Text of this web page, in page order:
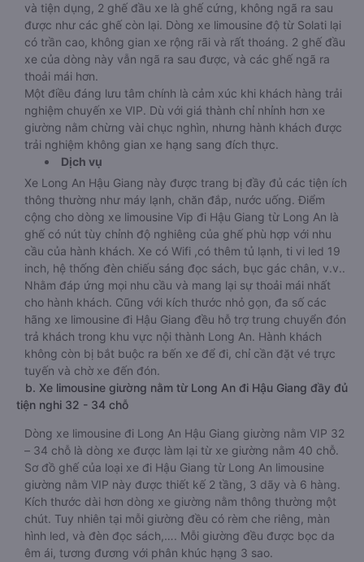
và tiện dụng, 2 ghế đầu xe là ghế cứng, không ngã ra sau
được như các ghế còn lại. Dòng xe limousine độ từ Solati lại
có trần cao, không gian xe rộng rãi và rất thoáng. 2 ghế đầu
xe của dòng này vẫn ngã ra sau được, và các ghế ngã ra
thoải mái hơn.
Một điều đáng lưu tâm chính là cảm xúc khi khách hàng trải
nghiệm chuyến xe VIP. Dù với giá thành chỉ nhỉnh hơn xe
giường nằm chừng vài chục nghìn, nhưng hành khách được
trải nghiệm không gian xe hạng sang đích thực.
Dịch vụ
Xe Long An Hậu Giang này được trang bị đầy đủ các tiện ích
thông thường như máy lạnh, chăn đắp, nước uống. Điểm
cộng cho dòng xe limousine Vip đi Hậu Giang từ Long An là
ghế có nút tùy chỉnh độ nghiêng của ghế phù hợp với nhu
cầu của hành khách. Xe có Wifi ,có thêm tủ lạnh, ti vi led 19
inch, hệ thống đèn chiếu sáng đọc sách, bục gác chân, v.v..
Nhằm đáp ứng mọi nhu cầu và mang lại sự thoải mái nhất
cho hành khách. Cũng với kích thước nhỏ gọn, đa số các
hãng xe limousine đi Hậu Giang đều hỗ trợ trung chuyển đón
trả khách trong khu vực nội thành Long An. Hành khách
không còn bị bắt buộc ra bến xe để đi, chỉ cần đặt vé trực
tuyến và chờ xe đến đón.
b. Xe limousine giường nằm từ Long An đi Hậu Giang đầy đủ
tiện nghi 32 - 34 chỗ
Dòng xe limousine đi Long An Hậu Giang giường nằm VIP 32
– 34 chỗ là dòng xe được làm lại từ xe giường nằm 40 chỗ.
Sơ đồ ghế của loại xe đi Hậu Giang từ Long An limousine
giường nằm VIP này được thiết kế 2 tầng, 3 dãy và 6 hàng.
Kích thước dài hơn dòng xe giường nằm thông thường một
chút. Tuy nhiên tại mỗi giường đều có rèm che riêng, màn
hình led, và đèn đọc sách,…. Mỗi giường đều được bọc da
êm ái, tương đương với phân khúc hạng 3 sao.